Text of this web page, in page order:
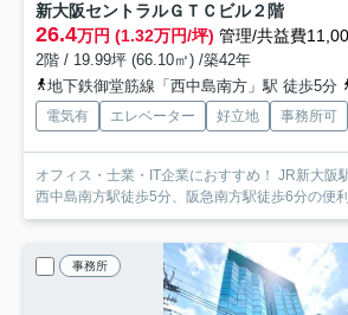
新大阪セントラルＧＴＣビル２階
26.4万円 (1.32万円/坪) 管理/共益費
2階 / 19.99坪 (66.10㎡) /築42年
地下鉄御堂筋線「西中島南方」駅 徒歩5分
電気有 エレベーター 好立地 事務所可
オフィス・士業・IT企業におすすめ！ JR新大阪駅徒歩8分、大阪メトロ
西中島南方駅徒歩5分、阪急南方駅徒歩6分の便
事務所